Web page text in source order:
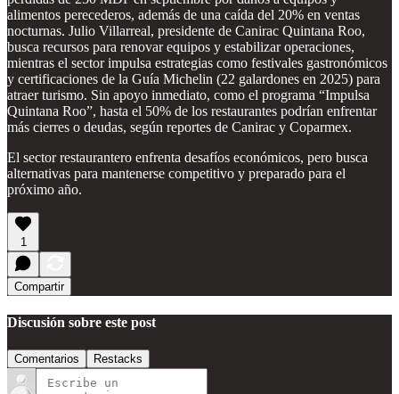
alimentos perecederos, además de una caída del 20% en ventas
nocturnas. Julio Villarreal, presidente de Canirac Quintana Roo,
busca recursos para renovar equipos y estabilizar operaciones,
mientras el sector impulsa estrategias como festivales gastronómicos
y certificaciones de la Guía Michelin (22 galardones en 2025) para
atraer turismo. Sin apoyo inmediato, como el programa “Impulsa
Quintana Roo”, hasta el 50% de los restaurantes podrían enfrentar
más cierres o deudas, según reportes de Canirac y Coparmex.
El sector restaurantero enfrenta desafíos económicos, pero busca
alternativas para mantenerse competitivo y preparado para el
próximo año.
1
Compartir
Discusión sobre este post
Comentarios Restacks